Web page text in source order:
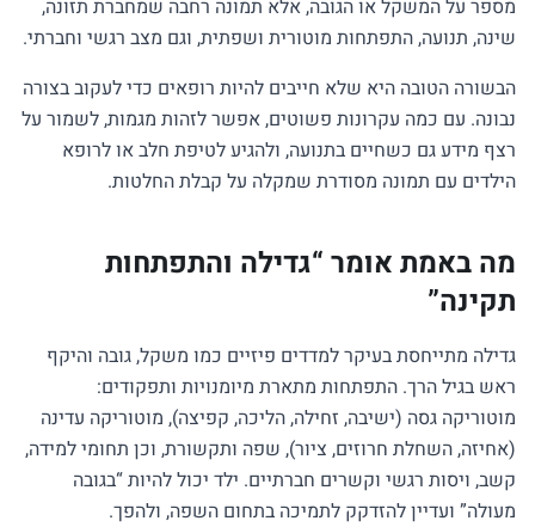
מספר על המשקל או הגובה, אלא תמונה רחבה שמחברת תזונה,
שינה, תנועה, התפתחות מוטורית ושפתית, וגם מצב רגשי וחברתי.
הבשורה הטובה היא שלא חייבים להיות רופאים כדי לעקוב בצורה
נבונה. עם כמה עקרונות פשוטים, אפשר לזהות מגמות, לשמור על
רצף מידע גם כשחיים בתנועה, ולהגיע לטיפת חלב או לרופא
הילדים עם תמונה מסודרת שמקלה על קבלת החלטות.
מה באמת אומר “גדילה והתפתחות
תקינה”
גדילה מתייחסת בעיקר למדדים פיזיים כמו משקל, גובה והיקף
ראש בגיל הרך. התפתחות מתארת מיומנויות ותפקודים:
מוטוריקה גסה (ישיבה, זחילה, הליכה, קפיצה), מוטוריקה עדינה
(אחיזה, השחלת חרוזים, ציור), שפה ותקשורת, וכן תחומי למידה,
קשב, ויסות רגשי וקשרים חברתיים. ילד יכול להיות “בגובה
מעולה” ועדיין להזדקק לתמיכה בתחום השפה, ולהפך.